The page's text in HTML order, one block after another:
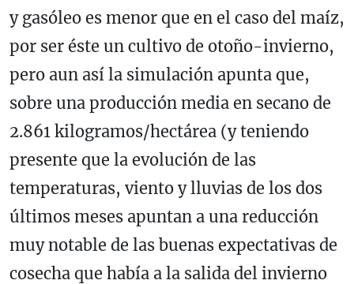
y gasóleo es menor que en el caso del maíz,
por ser éste un cultivo de otoño-invierno,
pero aun así la simulación apunta que,
sobre una producción media en secano de
2.861 kilogramos/hectárea (y teniendo
presente que la evolución de las
temperaturas, viento y lluvias de los dos
últimos meses apuntan a una reducción
muy notable de las buenas expectativas de
cosecha que había a la salida del invierno